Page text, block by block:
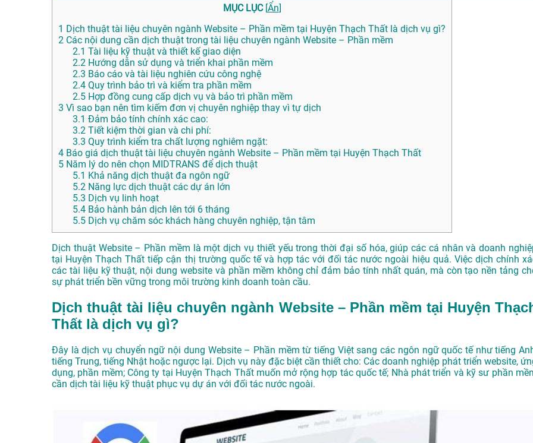
MỤC LỤC [Ẩn]
1 Dịch thuật tài liệu chuyên ngành Website – Phần mềm tại Huyện Thạch Thất là dịch vụ gì?
2 Các nội dung cần dịch thuật trong tài liệu chuyên ngành Website – Phần mềm
2.1 Tài liệu kỹ thuật và thiết kế giao diện
2.2 Hướng dẫn sử dụng và triển khai phần mềm
2.3 Báo cáo và tài liệu nghiên cứu công nghệ
2.4 Quy trình bảo trì và kiểm tra phần mềm
2.5 Hợp đồng cung cấp dịch vụ và bảo trì phần mềm
3 Vì sao bạn nên tìm kiếm đơn vị chuyên nghiệp thay vì tự dịch
3.1 Đảm bảo tính chính xác cao:
3.2 Tiết kiệm thời gian và chi phí:
3.3 Quy trình kiểm tra chất lượng nghiêm ngặt:
4 Báo giá dịch thuật tài liệu chuyên ngành Website – Phần mềm tại Huyện Thạch Thất
5 Năm lý do nên chọn MIDTRANS để dịch thuật
5.1 Khả năng dịch thuật đa ngôn ngữ
5.2 Năng lực dịch thuật các dự án lớn
5.3 Dịch vụ linh hoạt
5.4 Bảo hành bản dịch lên tới 6 tháng
5.5 Dịch vụ chăm sóc khách hàng chuyên nghiệp, tận tâm
Dịch thuật Website – Phần mềm là một dịch vụ thiết yếu trong thời đại số hóa, giúp các cá nhân và doanh
tại Huyện Thạch Thất tiếp cận thị trường quốc tế và hợp tác với đối tác nước ngoài hiệu quả. Việc dịch chính
các tài liệu kỹ thuật, nội dung website và phần mềm không chỉ đảm bảo tính nhất quán, mà còn tạo nền tảng
sự phát triển bền vững trong môi trường kinh doanh toàn cầu.
Dịch thuật tài liệu chuyên ngành Website – Phần mềm tại Huyện
Thất là dịch vụ gì?
Đây là dịch vụ chuyển ngữ nội dung Website – Phần mềm từ tiếng Việt sang các ngôn ngữ quốc tế như tiếng
tiếng Trung, tiếng Nhật hoặc ngược lại. Dịch vụ này đặc biệt cần thiết cho: Các doanh nghiệp phát triển website,
dụng, phần mềm; Công ty tại Huyện Thạch Thất muốn mở rộng hợp tác quốc tế; Nhà phát triển và kỹ sư phần
cần dịch tài liệu kỹ thuật phục vụ dự án với đối tác nước ngoài.